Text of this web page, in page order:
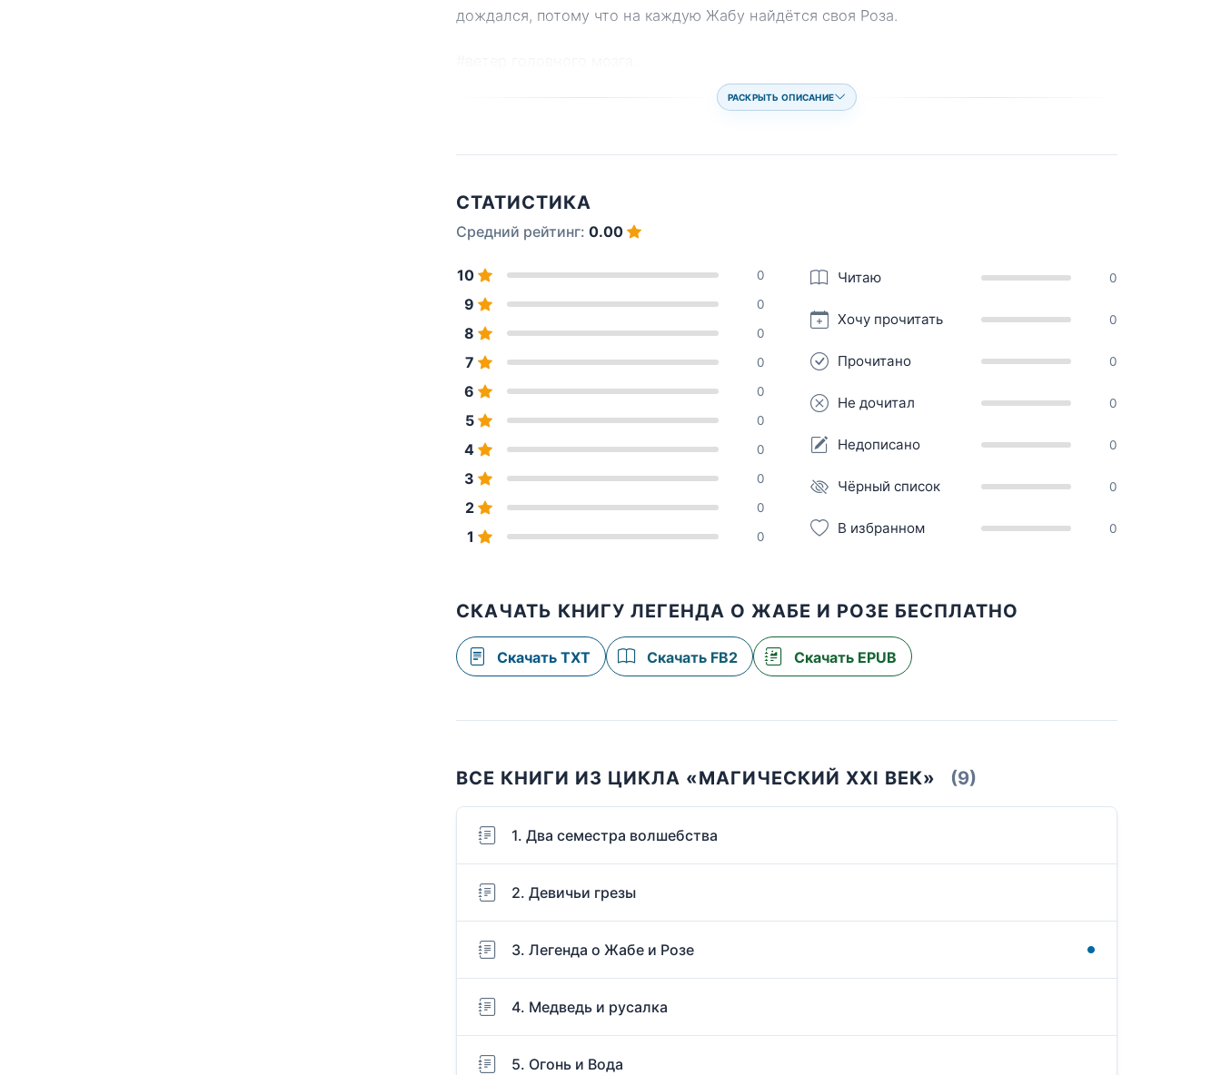
дождался, потому что на каждую Жабу найдётся своя Роза.
РАСКРЫТЬ ОПИСАНИЕ
СТАТИСТИКА
Средний рейтинг: 0.00
10 0
9 0
8 0
7 0
6 0
5 0
4 0
3 0
2 0
1 0
Читаю 0
Хочу прочитать 0
Прочитано 0
Не дочитал 0
Недописано 0
Чёрный список 0
В избранном 0
СКАЧАТЬ КНИГУ ЛЕГЕНДА О ЖАБЕ И РОЗЕ БЕСПЛАТНО
Скачать TXT Скачать FB2 Скачать EPUB
ВСЕ КНИГИ ИЗ ЦИКЛА «МАГИЧЕСКИЙ XXI ВЕК» (9)
1. Два семестра волшебства
2. Девичьи грезы
3. Легенда о Жабе и Розе
4. Медведь и русалка
5. Огонь и Вода